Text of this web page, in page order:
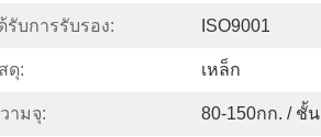
รับการรับรอง: ISO9001
ดุ: เหล็ก
ามจุ: 80-150กก. / ชั้น